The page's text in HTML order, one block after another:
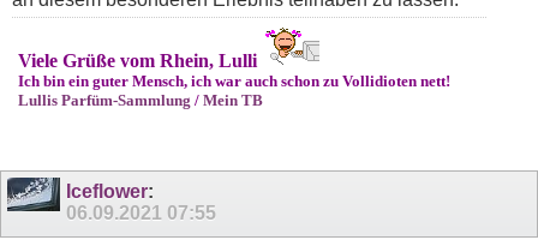
Viele Grüße vom Rhein, Lulli
Ich bin ein guter Mensch, ich war auch schon zu Vollidioten nett!
Lullis Parfüm-Sammlung / Mein TB
Iceflower:
06.09.2021 07:55